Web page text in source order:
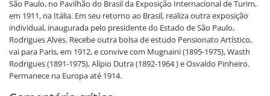
São Paulo, no Pavilhão do Brasil da Exposição Internacional de Turim,
em 1911, na Itália. Em seu retorno ao Brasil, realiza outra exposição
individual, inaugurada pelo presidente do Estado de São Paulo,
Rodrigues Alves. Recebe outra bolsa de estudo Pensionato Artístico,
vai para Paris, em 1912, e convive com Mugnaini (1895-1975), Wasth
Rodrigues (1891-1975), Alípio Dutra (1892-1964 ) e Osvaldo Pinheiro.
Permanece na Europa até 1914.